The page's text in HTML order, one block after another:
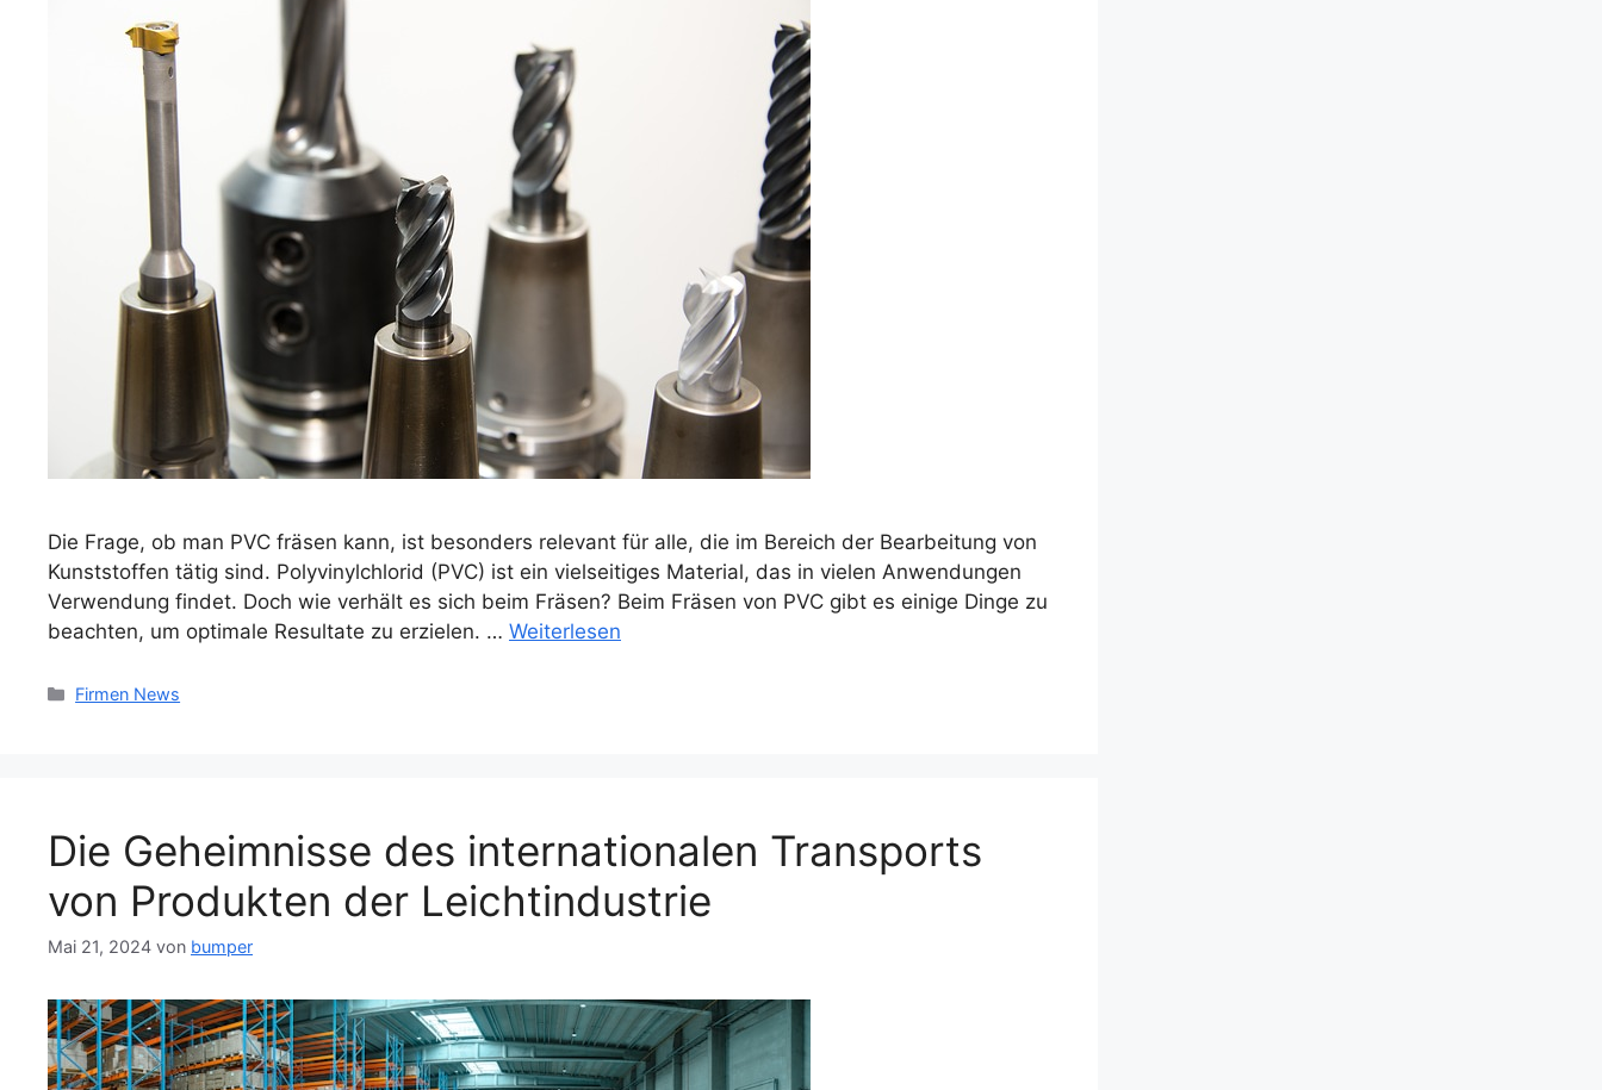
Die Frage, ob man PVC fräsen kann, ist besonders relevant für alle, die im Bereich der Bearbeitung von
Kunststoffen tätig sind. Polyvinylchlorid (PVC) ist ein vielseitiges Material, das in vielen Anwendungen
Verwendung findet. Doch wie verhält es sich beim Fräsen? Beim Fräsen von PVC gibt es einige Dinge zu
beachten, um optimale Resultate zu erzielen. … Weiterlesen
Kategorien
Firmen News
Die Geheimnisse des internationalen Transports
von Produkten der Leichtindustrie
Mai 21, 2024 von bumper